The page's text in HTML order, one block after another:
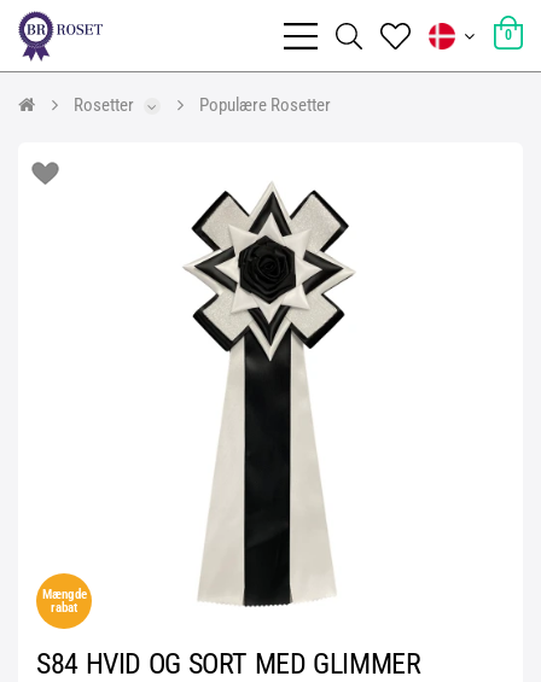
0
Rosetter Populære Rosetter
Mængde
rabat
S84 HVID OG SORT MED GLIMMER